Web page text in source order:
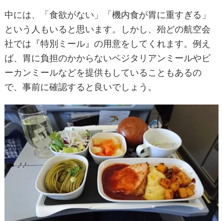
中には、「食欲がない」「機内食が胃に重すぎる」
という人もいると思います。しかし、殆どの航空会
社では『特別ミール』の用意をしてくれます。例え
ば、胃に負担のかからないベジタリアンミールやビ
ーカンミールなどを提供もしていることもあるの
で、事前に確認すると良いでしょう。